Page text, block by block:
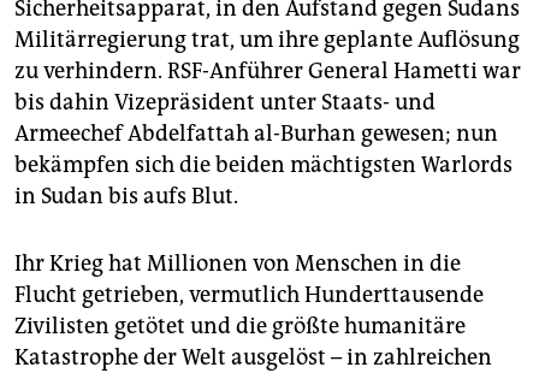
Sicherheitsapparat, in den Aufstand gegen Sudans
Militärregierung trat, um ihre geplante Auflösung
zu verhindern. RSF-Anführer General Hametti war
bis dahin Vizepräsident unter Staats- und
Armeechef Abdelfattah al-Burhan gewesen; nun
bekämpfen sich die beiden mächtigsten Warlords
in Sudan bis aufs Blut.
Ihr Krieg hat Millionen von Menschen in die
Flucht getrieben, vermutlich Hunderttausende
Zivilisten getötet und die größte humanitäre
Katastrophe der Welt ausgelöst – in zahlreichen